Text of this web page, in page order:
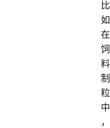
比
如
在
饲
料
制
粒
中
，